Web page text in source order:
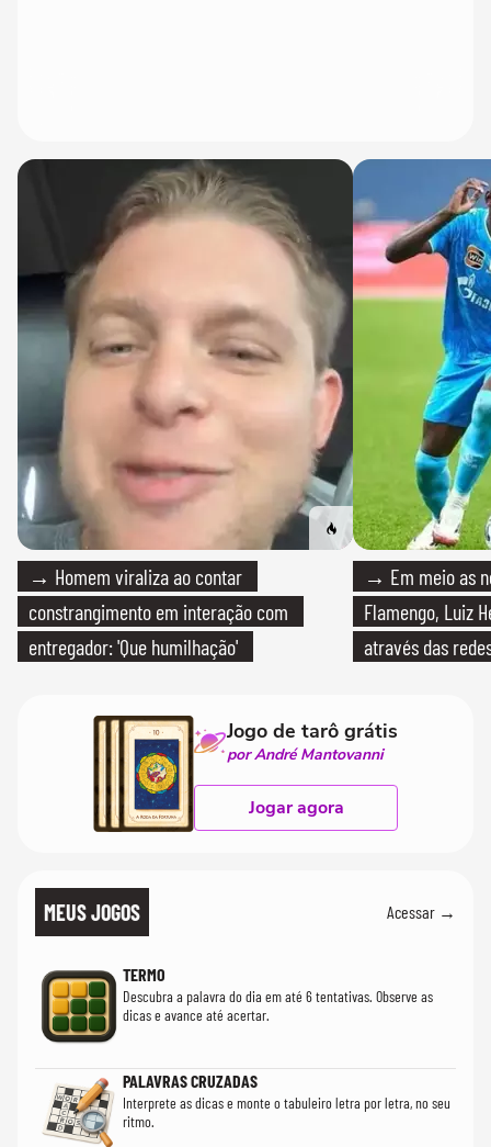
→ Homem viraliza ao contar
constrangimento em interação com
entregador: 'Que humilhação'
→ Em meio as
Flamengo, Luiz
através das
Jogo de tarô grátis
por André Mantovanni
Jogar agora
MEUS JOGOS Acessar →
TERMO
Descubra a palavra do dia em até 6 tentativas. Observe as
dicas e avance até acertar.
PALAVRAS CRUZADAS
Interprete as dicas e monte o tabuleiro letra por letra, no seu
ritmo.